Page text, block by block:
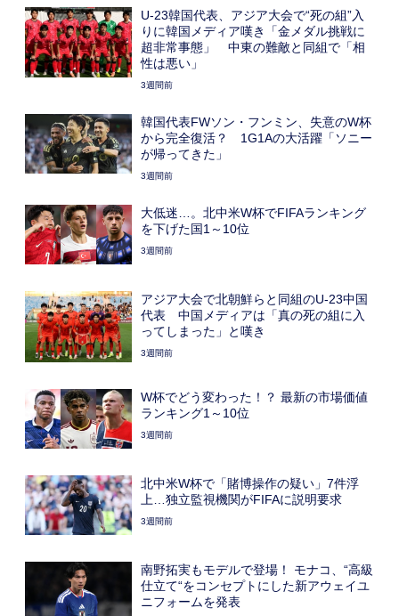
U-23韓国代表、アジア大会で“死の組”入
りに韓国メディア嘆き「金メダル挑戦に
超非常事態」 中東の難敵と同組で「相
性は悪い」
3週間前
韓国代表FWソン・フンミン、失意のW杯
から完全復活？ 1G1Aの大活躍「ソニー
が帰ってきた」
3週間前
大低迷…。北中米W杯でFIFAランキング
を下げた国1～10位
3週間前
アジア大会で北朝鮮らと同組のU-23中国
代表 中国メディアは「真の死の組に入
ってしまった」と嘆き
3週間前
W杯でどう変わった！？ 最新の市場価値
ランキング1～10位
3週間前
北中米W杯で「賭博操作の疑い」7件浮
上…独立監視機関がFIFAに説明要求
3週間前
南野拓実もモデルで登場！ モナコ、“高級
仕立て“をコンセプトにした新アウェイユ
ニフォームを発表